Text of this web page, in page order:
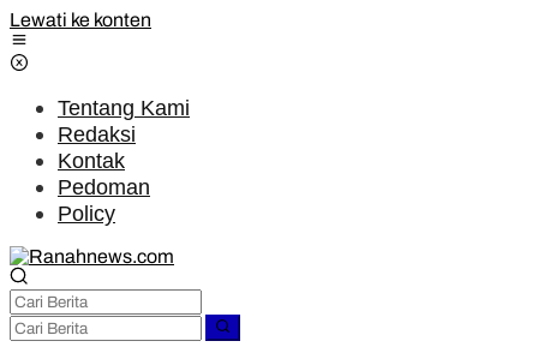
Lewati ke konten
Tentang Kami
Redaksi
Kontak
Pedoman
Policy